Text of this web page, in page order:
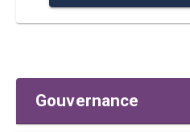
Gouvernance